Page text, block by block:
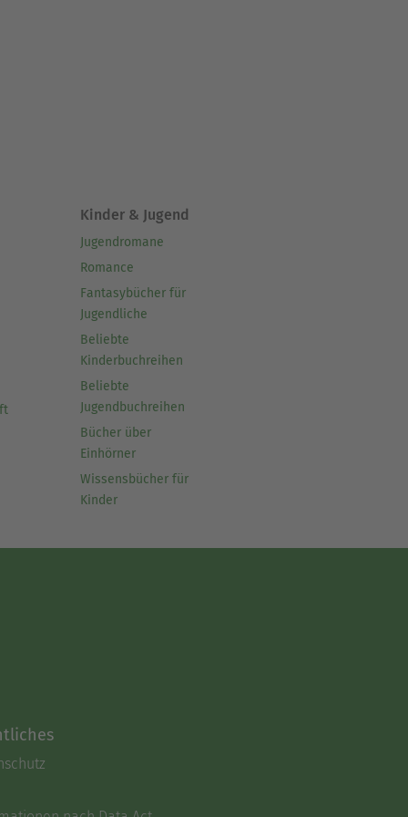
Kinder & Jugend
Jugendromane
Romance
Fantasybücher für
Jugendliche
Beliebte
Kinderbuchreihen
Beliebte
Jugendbuchreihen
Bücher über
Einhörner
Wissensbücher für
Kinder